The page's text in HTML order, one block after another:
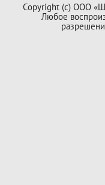
Copyright (с) ООО
Любое